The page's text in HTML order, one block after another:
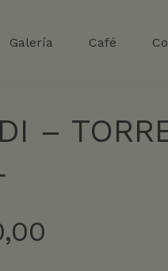
Galería Café
–